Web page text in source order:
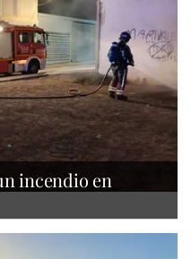
incendio en